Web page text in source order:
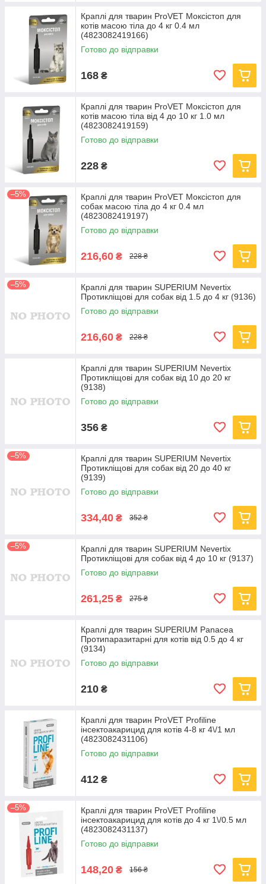
Краплі для тварин ProVET Моксістоп для
котів масою тіла до 4 кг 0.4 мл
(4823082419166)
Готово до відправки
168 ₴
Краплі для тварин ProVET Моксістоп для
котів масою тіла від 4 до 10 кг 1.0 мл
(4823082419159)
Готово до відправки
228 ₴
–5%
Краплі для тварин ProVET Моксістоп для
собак масою тіла до 4 кг 0.4 мл
(4823082419197)
Готово до відправки
216,60 ₴ 228 ₴
–5%
Краплі для тварин SUPERIUM Nevertix
Протикліщові для собак від 1.5 до 4 кг (9136)
Готово до відправки
216,60 ₴ 228 ₴
Краплі для тварин SUPERIUM Nevertix
Протикліщові для собак від 10 до 20 кг
(9138)
Готово до відправки
356 ₴
–5%
Краплі для тварин SUPERIUM Nevertix
Протикліщові для собак від 20 до 40 кг
(9139)
Готово до відправки
334,40 ₴ 352 ₴
–5%
Краплі для тварин SUPERIUM Nevertix
Протикліщові для собак від 4 до 10 кг (9137)
Готово до відправки
261,25 ₴ 275 ₴
Краплі для тварин SUPERIUM Panacea
Протипаразитарні для котів від 0.5 до 4 кг
(9134)
Готово до відправки
210 ₴
Краплі для тварин ProVET Profiline
інсектоакарицид для котів 4-8 кг 4\/1 мл
(4823082431106)
Готово до відправки
412 ₴
–5%
Краплі для тварин ProVET Profiline
інсектоакарицид для котів до 4 кг 1\/0.5 мл
(4823082431137)
Готово до відправки
148,20 ₴ 156 ₴